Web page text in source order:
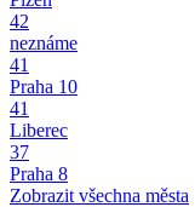
42
neznáme
41
Praha 10
41
Liberec
37
Praha 8
Zobrazit všechna města